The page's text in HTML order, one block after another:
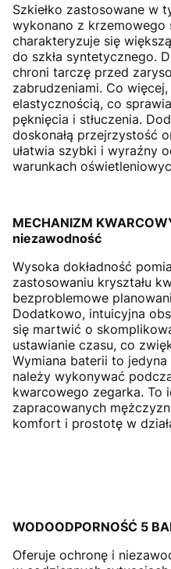
Szkiełko zastosowane w
wykonano z krzemowego
charakteryzuje się
do szkła syntetycznego.
chroni tarczę przed
zabrudzeniami. Co
elastycznością, co
pęknięcia i stłuczenia.
doskonałą przejrzystość
ułatwia szybki i wyraźny
warunkach
MECHANIZM
niezawodność
Wysoka dokładność
zastosowaniu kryształu
bezproblemowe
Dodatkowo, intuicyjna
się martwić o
ustawianie czasu, co
Wymiana baterii to
należy wykonywać
kwarcowego zegarka. To
zapracowanych
komfort i prostotę w
WODOODPORNOŚĆ 5
Oferuje ochronę i